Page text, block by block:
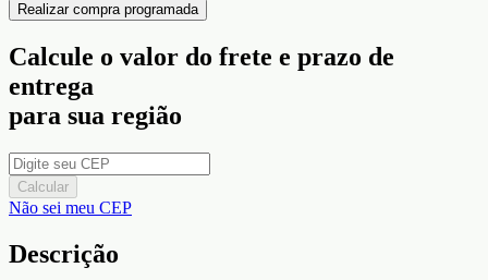
Realizar compra programada
Calcule o valor do frete e prazo de
entrega
para sua região
Calcular
Não sei meu CEP
Descrição